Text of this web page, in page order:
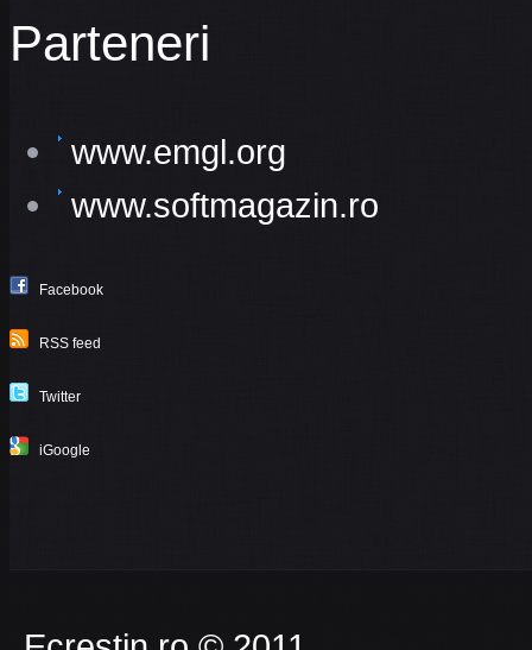
Parteneri
www.emgl.org
www.softmagazin.ro
Facebook
RSS feed
Twitter
iGoogle